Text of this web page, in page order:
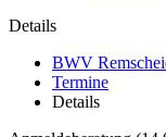
Details
BWV
Termine
Details